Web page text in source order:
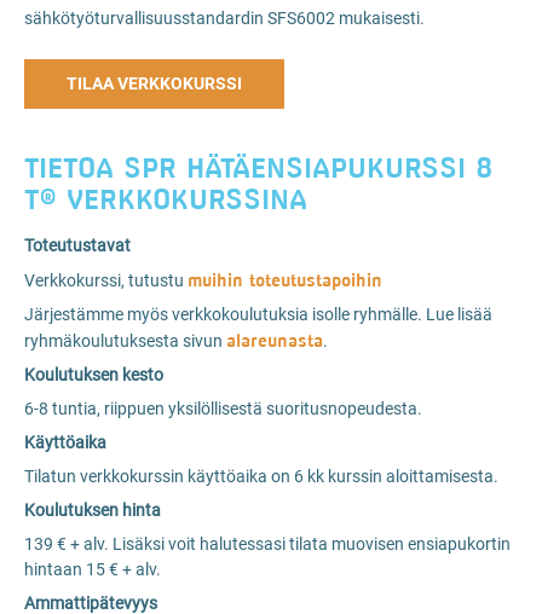
sähkötyöturvallisuusstandardin SFS6002 mukaisesti.
TILAA VERKKOKURSSI
TIETOA SPR HÄTÄENSIAPUKURSSI 8
T® VERKKOKURSSINA
Toteutustavat
Verkkokurssi, tutustu muihin toteutustapoihin
Järjestämme myös verkkokoulutuksia isolle ryhmälle. Lue lisää
ryhmäkoulutuksesta sivun alareunasta.
Koulutuksen kesto
6-8 tuntia, riippuen yksilöllisestä suoritusnopeudesta.
Käyttöaika
Tilatun verkkokurssin käyttöaika on 6 kk kurssin aloittamisesta.
Koulutuksen hinta
139 € + alv. Lisäksi voit halutessasi tilata muovisen ensiapukortin
hintaan 15 € + alv.
Ammattipätevyys